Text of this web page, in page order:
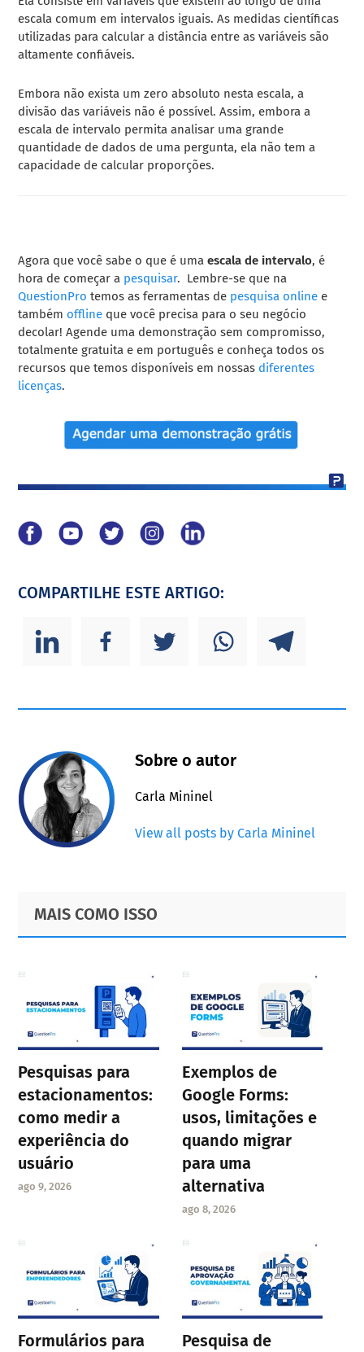
escala comum em intervalos iguais. As medidas científicas
utilizadas para calcular a distância entre as variáveis são
altamente confiáveis.
Embora não exista um zero absoluto nesta escala, a
divisão das variáveis não é possível. Assim, embora a
escala de intervalo permita analisar uma grande
quantidade de dados de uma pergunta, ela não tem a
capacidade de calcular proporções.
Agora que você sabe o que é umaescala de intervalo, é
hora de começar a pesquisar. Lembre-se que na
QuestionPro temos as ferramentas de pesquisa online e
também offline que você precisa para o seu negócio
decolar! Agende uma demonstração sem compromisso,
totalmente gratuita e em português e conheça todos os
recursos que temos disponíveis em nossas diferentes
licenças.
COMPARTILHE ESTE ARTIGO:
Sobre o autor
Carla Mininel
View all posts by Carla Mininel
Primary
Sidebar
Footer
MAIS COMO ISSO
Pesquisas para
estacionamentos:
como medir a
experiência do
usuário
ago 9, 2026
Exemplos de
Google Forms:
usos, limitações e
quando migrar
para uma
alternativa
ago 8, 2026
Formulários para
Pesquisa de